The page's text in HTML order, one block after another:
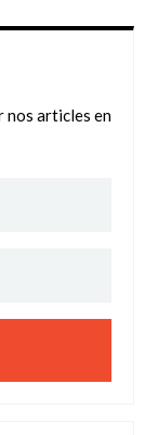
nos articles en